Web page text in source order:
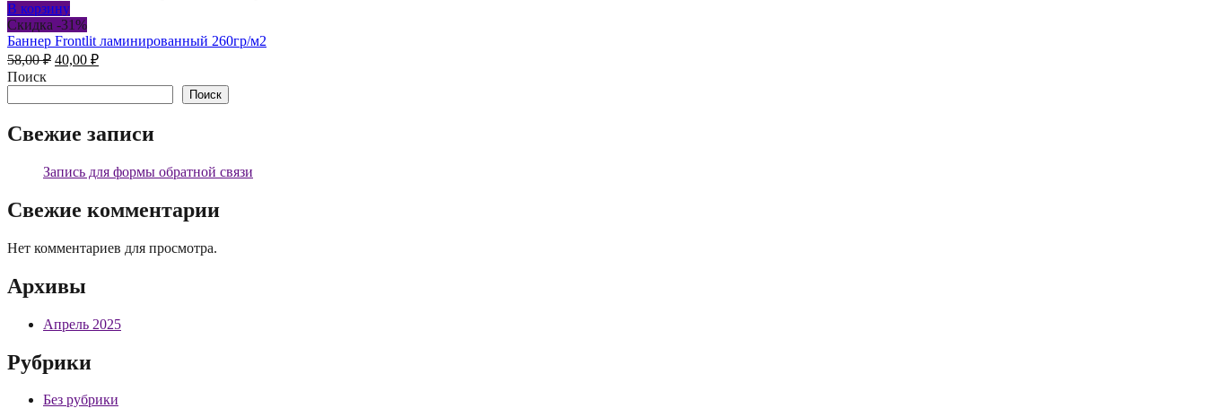
В корзину
Скидка -31%
Баннер Frontlit ламинированный 260гр/м2
58,00₽ Первоначальная
составляла
58,00 ₽.
40,00 ₽Текущая
40,00 ₽.
Поиск
Поиск
Свежие записи
Запись для формы обратной связи
Свежие комментарии
Нет комментариев для просмотра.
Архивы
Апрель 2025
Рубрики
Без рубрики